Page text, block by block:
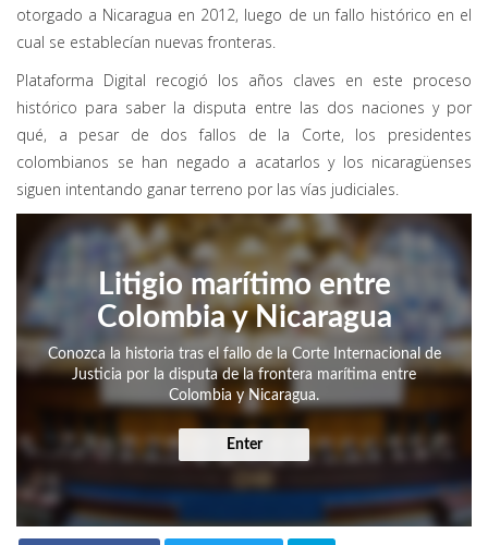
otorgado a Nicaragua en 2012, luego de un fallo histórico en el
cual se establecían nuevas fronteras.
Plataforma Digital recogió los años claves en este proceso
histórico para saber la disputa entre las dos naciones y por
qué, a pesar de dos fallos de la Corte, los presidentes
colombianos se han negado a acatarlos y los nicaragüenses
siguen intentando ganar terreno por las vías judiciales.
Litigio marítimo entre
Colombia y Nicaragua
Conozca la historia tras el fallo de la Corte Internacional de
Justicia por la disputa de la frontera marítima entre
Colombia y Nicaragua.
Enter